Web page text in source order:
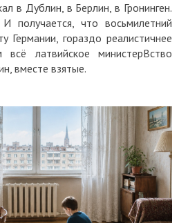
в Дублин, в Берлин, в Гронинген.
получается, что восьмилетний
Германии, гораздо реалистичнее
латвийское министерВство
вместе взятые.